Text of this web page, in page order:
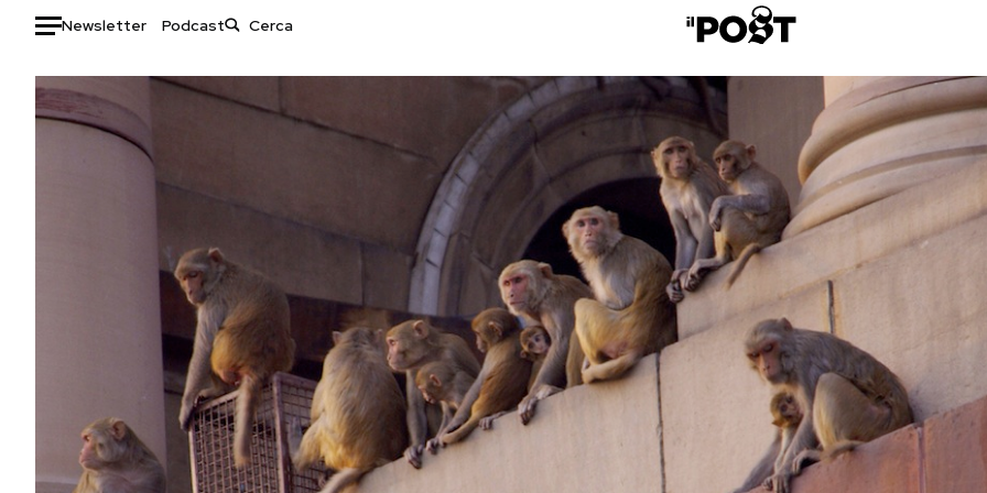
Newsletter Podcast
Auto
HOME
Tecnologia
Sport
Libri
Ok Boomer!
Media
Europa
Altrecose
Mondiali calcio 2026